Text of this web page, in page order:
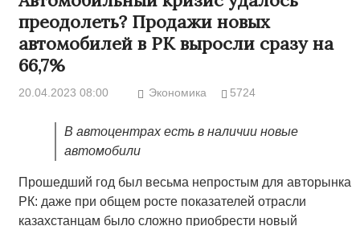
преодолеть? Продажи новых
автомобилей в РК выросли сразу на
66,7%
20.04.2023 08:00 Экономика 5724
В автоцентрах есть в наличии новые
автомобили
Прошедший год был весьма непростым для авторынка
РК: даже при общем росте показателей отрасли
казахстанцам было сложно приобрести новый